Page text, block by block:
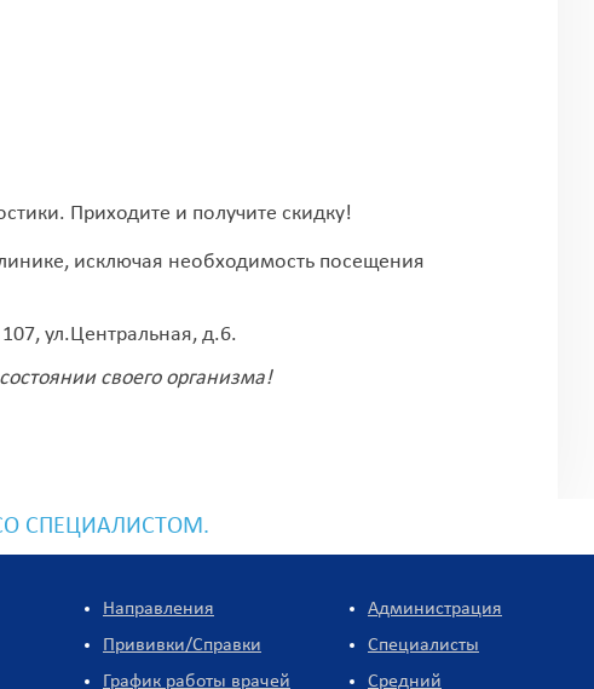
Приходите и получите скидку!
исключая необходимость посещения
ул.Центральная, д.6.
своего организма!
СПЕЦИАЛИСТОМ.
Направления
Прививки/Справки
График работы врачей
Администрация
Специалисты
Средний